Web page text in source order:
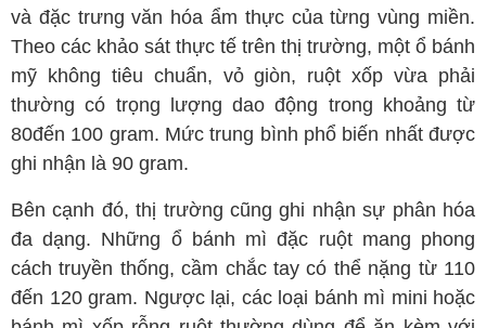
và đặc trưng văn hóa ẩm thực của từng vùng miền.
Theo các khảo sát thực tế trên thị trường, một ổ bánh
mỹ không tiêu chuẩn, vỏ giòn, ruột xốp vừa phải
thường có trọng lượng dao động trong khoảng từ
80đến 100 gram. Mức trung bình phổ biến nhất được
ghi nhận là 90 gram.
Bên cạnh đó, thị trường cũng ghi nhận sự phân hóa
đa dạng. Những ổ bánh mì đặc ruột mang phong
cách truyền thống, cầm chắc tay có thể nặng từ 110
đến 120 gram. Ngược lại, các loại bánh mì mini hoặc